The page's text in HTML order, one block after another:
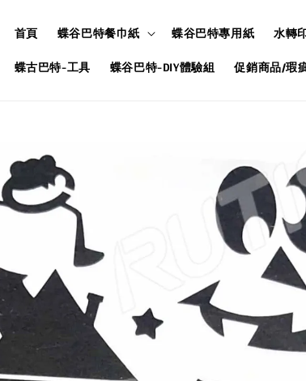
首頁 蝶谷巴特餐巾紙 蝶谷巴特專用紙 水轉
蝶古巴特-工具
蝶谷巴特-DIY體驗組 促銷商品/瑕